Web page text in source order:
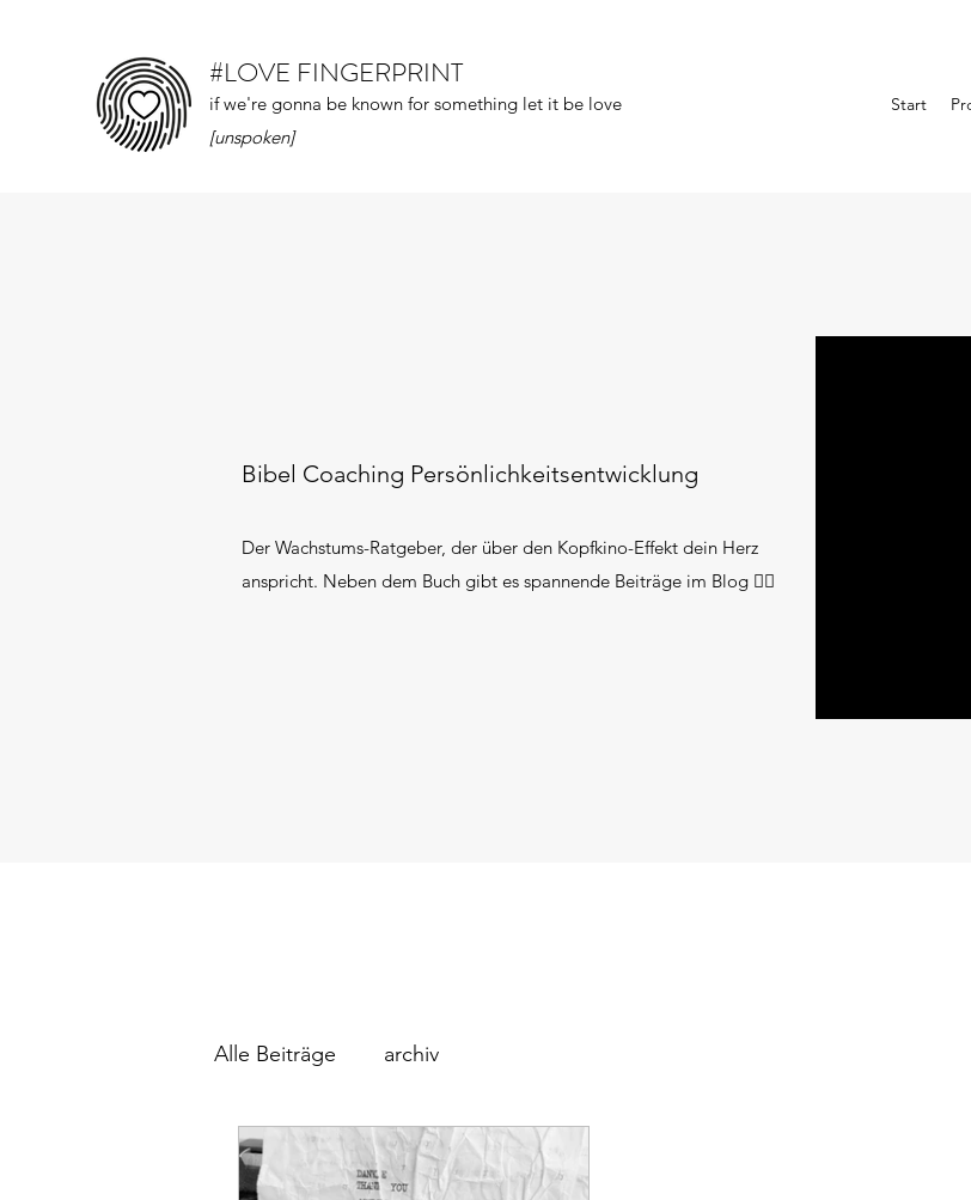
#LOVE FINGERPRINT
if we're gonna be known for something let it be love
[unspoken]
Start
Bibel Coaching Persönlichkeitsentwicklung
Der Wachstums-Ratgeber, der über den Kopfkino-Effekt dein Herz
anspricht. Neben dem Buch gibt es spannende Beiträge im Blog 👇🏻
Alle Beiträge archiv